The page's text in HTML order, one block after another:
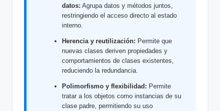
datos: Agrupa datos y métodos juntos,
restringiendo el acceso directo al estado
interno.
Herencia y reutilización: Permite que
nuevas clases deriven propiedades y
comportamientos de clases existentes,
reduciendo la redundancia.
Polimorfismo y flexibilidad: Permite
tratar a los objetos como instancias de su
clase padre, permitiendo su uso